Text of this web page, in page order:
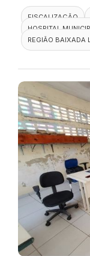
FISCALIZAÇÃO
HOSPITAL
REGIÃO BAIXADA